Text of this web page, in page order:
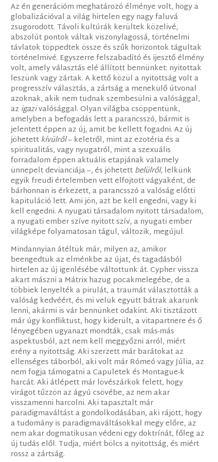
Az én generációm meghatározó élménye volt, hogy a
globalizációval a világ hirtelen egy nagy faluvá
zsugorodott. Távoli kultúrák kerültek közelivé,
abszolút pontok váltak viszonylagossá, történelmi
távlatok töppedtek össze és szűk horizontok tágultak
történelmivé. Egyszerre felszabadító és ijesztő élmény
volt, amely választás elé állított bennünket: nyitottak
leszünk vagy zártak. A kettő közül a nyitottság volt a
progresszív választás, a zártság a menekülő útvonal
azoknak, akik nem tudnak szembesülni a valósággal,
az igazivalósággal. Olyan világba csöppentünk,
amelyben a befogadás lett a parancsszó, bármit is
jelentett éppen az új, amit be kellett fogadni. Az új
jöhetettkívülről– keletről, mint az ezotéria és a
spiritualitás, vagy nyugatról, mint a szexuális
forradalom éppen aktuális etapjának valamely
ünnepelt devianciája –, és jöhetettbelülről, lelkünk
egyik freudi értelemben vett elfojtott vágyaként, de
bárhonnan is érkezett, a parancsszó a valóság előtti
kapituláció lett. Ami jön, azt be kell engedni, vagy ki
kell engedni. A nyugati társadalom nyitott társadalom,
a nyugati ember szíve nyitott szív, a nyugati ember
világképe folyamatosan tágul, változik, megújul.
Mindannyian átéltük már, milyen az, amikor
beengedtük az elménkbe az újat, és tagadásból
hirtelen az új igenlésébe váltottunk át. Cypher vissza
akart mászni a Mátrix hazug pocakmelegébe, de a
többiek lenyelték a pirulát, a traumát választották a
valóság kedvéért, és mi velük együtt bátrak akarunk
lenni, akármi is vár bennünket odakint. Aki tisztázott
már úgy konfliktust, hogy kiderült, a vitapartnere és ő
lényegében ugyanazt mondták, csak más-más
aspektusból, azt nem kell meggyőzni arról, miért
erény a nyitottság. Aki szerzett már barátokat az
ellenséges táborból, aki volt már Rómeó vagy Júlia, az
nem fogja támogatni a Capuletek és Montague-k
harcát. Aki átlépett már lövészárkok felett, hogy
virágot tűzzön az ágyú csövébe, az nem akar
visszamenni harcolni. Aki tapasztalt már
paradigmaváltást a gondolkodásában, aki rájött, hogy
a tudomány is paradigmaváltásokkal megy előre, az
nem akar dogmatikusan védeni egy doktrínát, főleg az
új tudás elől. Tudja, miért bölcs a nyitottság, és miért
rossz a zártság.